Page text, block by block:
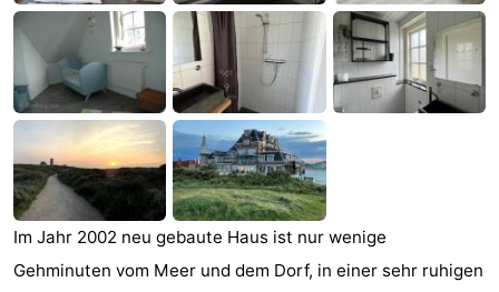
Sehen
&
tun
-
Museen
-
Denkmäler
-
Mühlen
-
Leuchtturme
-
Im Jahr 2002 neu gebaute Haus ist nur wenige
Gehminuten vom Meer und dem Dorf, in einer sehr ruhigen